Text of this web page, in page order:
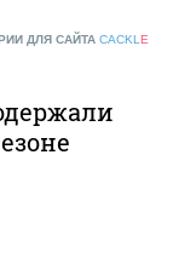
ДЛЯ САЙТА CACKLE